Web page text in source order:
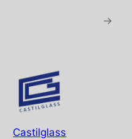
→
Castilglass